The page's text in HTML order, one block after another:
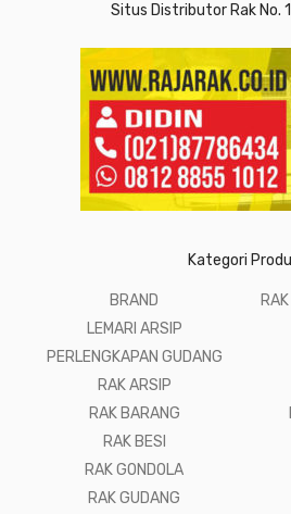
Situs Distributor Rak No.
Kategori
BRAND
LEMARI ARSIP
PERLENGKAPAN GUDANG
RAK ARSIP
RAK BARANG
RAK BESI
RAK GONDOLA
RAK GUDANG